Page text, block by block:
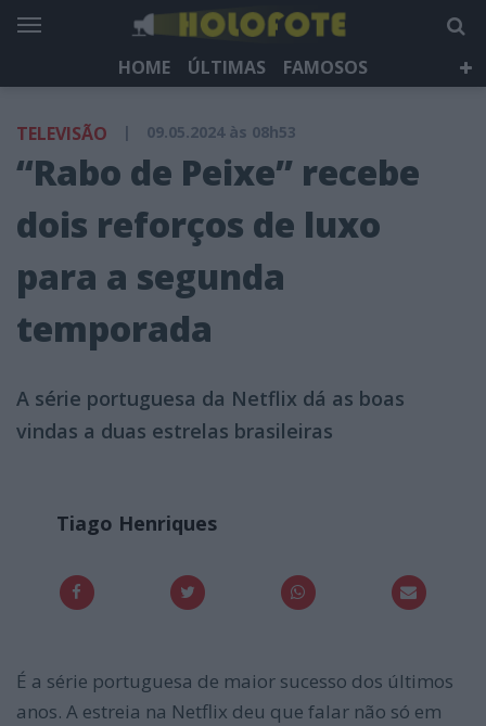
HOME ÚLTIMAS
FAMOSOS
HOLOFOTE TV
NEWSLETTER
TELEVISÃO | 09.05.2024 às 08h53
“Rabo de Peixe” recebe
dois reforços de luxo
para a segunda
temporada
A série portuguesa da Netflix dá as boas
vindas a duas estrelas brasileiras
Tiago Henriques
É a série portuguesa de maior sucesso dos últimos
anos. A estreia na Netflix deu que falar não só em